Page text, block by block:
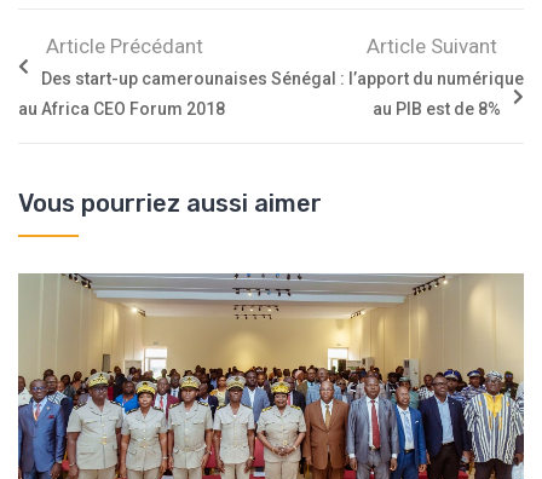
Article Précédant
Des start-up camerounaises
au Africa CEO Forum 2018
Article Suivant
Sénégal : l’apport du numérique
au PIB est de 8%
Vous pourriez aussi aimer